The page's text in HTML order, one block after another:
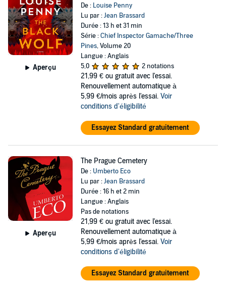
Aperçu
De : Louise Penny
Lu par :Jean Brassard
Durée : 13 h et 31 min
Série :Chief Inspector Gamache/Three
Pines, Volume 20
Langue : Anglais
5,0
2 notations
21,99 € ou gratuit avec l'essai.
Renouvellement automatique à
5,99 €/mois après l'essai. Voir
conditions d'éligibilité
Essayez Standard gratuitement
Aperçu
The Prague Cemetery
De : Umberto Eco
Lu par :Jean Brassard
Durée : 16 h et 2 min
Langue : Anglais
Pas de notations
21,99 € ou gratuit avec l'essai.
Renouvellement automatique à
5,99 €/mois après l'essai. Voir
conditions d'éligibilité
Essayez Standard gratuitement